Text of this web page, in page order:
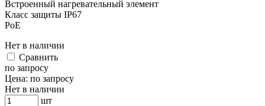
Встроенный нагревательный элемент
Класс защиты IР67
PoE
Нет в наличии
Cравнить
по запросу
Цена: по запросу
Нет в наличии
шт